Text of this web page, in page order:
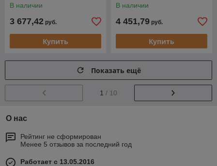
В наличии
3 677,42 руб.
Купить
В наличии
4 451,79 руб.
Купить
Показать ещё
1 / 10
О нас
Рейтинг не сформирован
Менее 5 отзывов за последний год
Работает с 13.05.2016